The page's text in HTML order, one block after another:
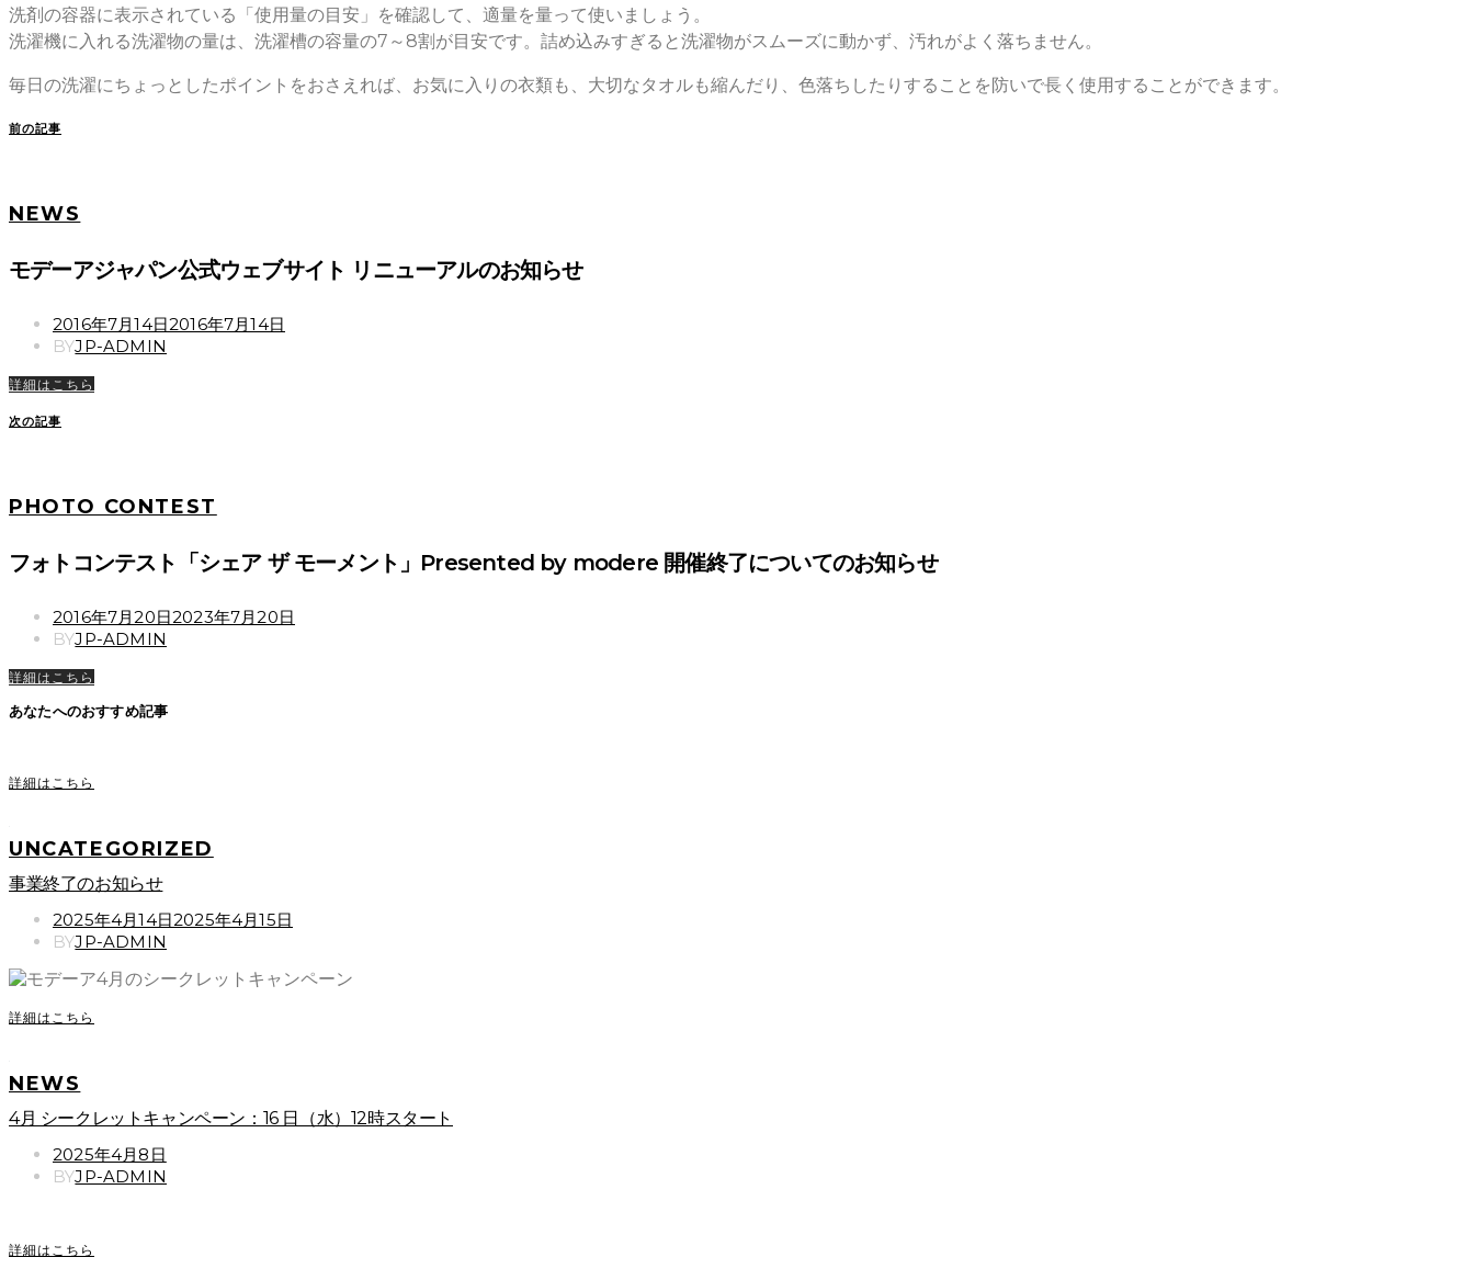
洗剤の容器に表示されている「使用量の目安」を確認して、適量を量って使いましょう。
洗濯機に入れる洗濯物の量は、洗濯槽の容量の7～8割が目安です。詰め込みすぎると洗濯物がスムーズに動かず、汚れがよく落ちません。
毎日の洗濯にちょっとしたポイントをおさえれば、お気に入りの衣類も、大切なタオルも縮んだり、色落ちしたりすることを防いで長く使用することができます。
前の記事
NEWS
モデーアジャパン公式ウェブサイト リニューアルのお知らせ
POSTED
ON
2016年7月14日2016年7月14日
BYJP-ADMIN
詳細はこちら
次の記事
PHOTO CONTEST
フォトコンテスト「シェア ザ モーメント」Presented by modere 開催終了についてのお知らせ
POSTED
ON
2016年7月20日2023年7月20日
BYJP-ADMIN
詳細はこちら
あなたへのおすすめ記事
詳細はこちら
UNCATEGORIZED
事業終了のお知らせ
POSTED
ON
2025年4月14日2025年4月15日
BYJP-ADMIN
詳細はこちら
NEWS
4月 シークレットキャンペーン：16 日（水）12時スタート
POSTED
ON
2025年4月8日
BYJP-ADMIN
詳細はこちら